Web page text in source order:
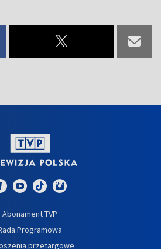
Abonament TVP
Programowa
przetargowe